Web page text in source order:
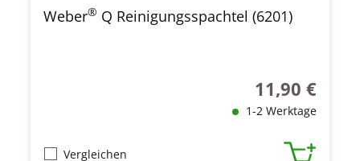
Weber® Q Reinigungsspachtel (6201)
Regulärer Preis:
11,90 €
1-2 Werktage
Vergleichen